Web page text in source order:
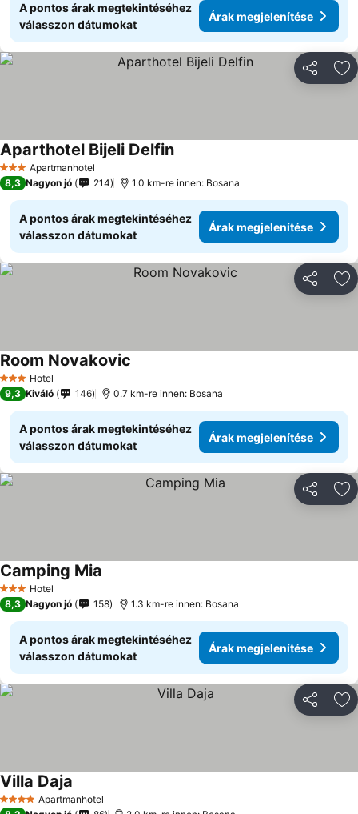
A pontos árak megtekintéséhez
válasszon dátumokat
Árak megjelenítése
3 KategóriaApartmanhotel
Aparthotel Bijeli Delfin
8,3 Nagyon jó 214 1.0 km-re innen: Bosana
A pontos árak megtekintéséhez
válasszon dátumokat
Árak megjelenítése
3 Kategória
Hotel
Room Novakovic
9,3 Kiváló 146 0.7 km-re innen: Bosana
A pontos árak megtekintéséhez
válasszon dátumokat
Árak megjelenítése
3 Kategória
Hotel
Camping Mia
8,3 Nagyon jó 158 1.3 km-re innen: Bosana
A pontos árak megtekintéséhez
válasszon dátumokat
Árak megjelenítése
4 KategóriaApartmanhotel
Villa Daja